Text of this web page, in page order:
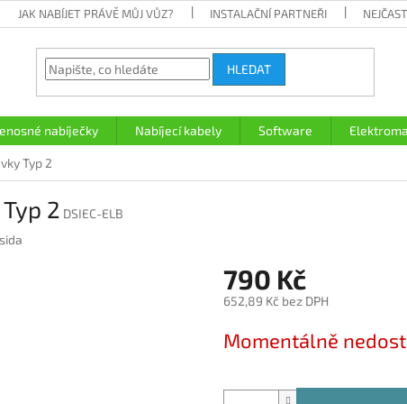
JAK NABÍJET PRÁVĚ MŮJ VŮZ? INSTALAČNÍ PARTNEŘI
HLEDAT
nabíječky Nabíjecí kabely Software
Typ 2
2 DSIEC-ELB
790 Kč
652,89 Kč bez DPH
cena:
Momentálně